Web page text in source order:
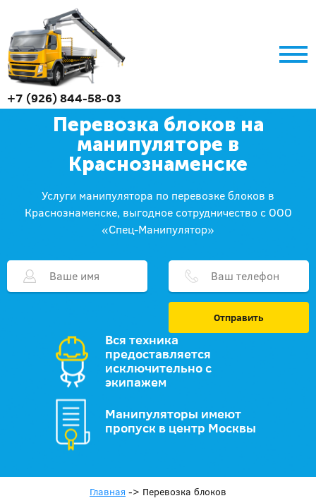
+7 (926) 844-58-03
Перевозка блоков на
манипуляторе в
Краснознаменске
Услуги манипулятора по перевозке блоков в
Краснознаменске, выгодное сотрудничество с ООО
«Спец-Манипулятор»
Отправить
Вся техника
предоставляется
исключительно с
экипажем
Манипуляторы имеют
пропуск в центр Москвы
Главная -> Перевозка блоков